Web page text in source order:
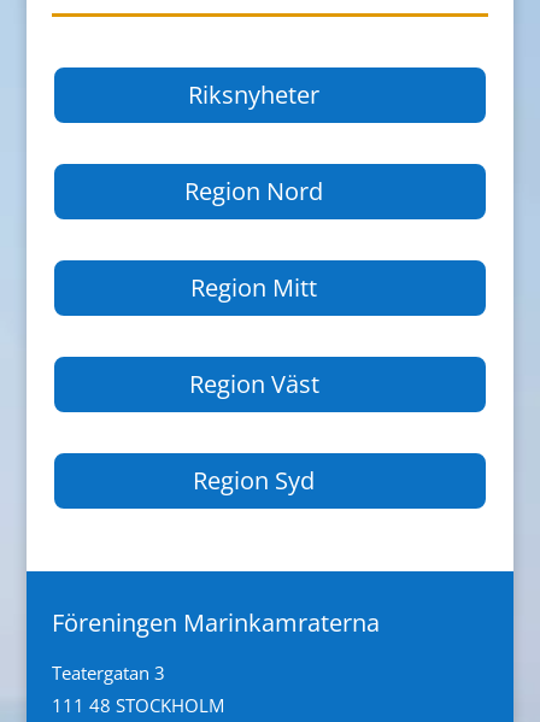
Riksnyheter
Region Nord
Region Mitt
Region Väst
Region Syd
Föreningen Marinkamraterna
Teatergatan 3
111 48 STOCKHOLM